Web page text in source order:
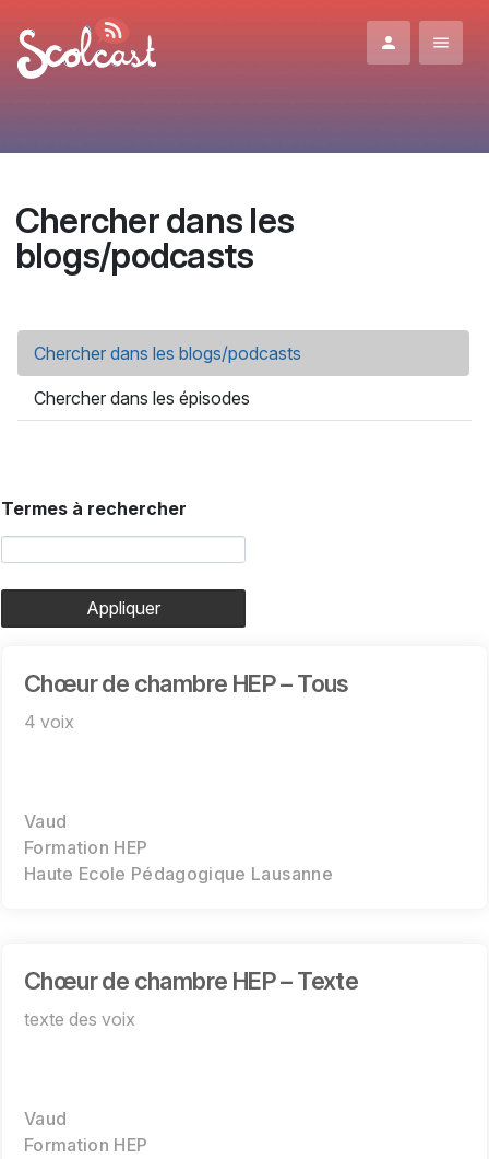
Chercher dans les
blogs/podcasts
Onglets principaux
Chercher dans les blogs/podcasts
Chercher dans les épisodes
Termes à rechercher
Appliquer
Chœur de chambre HEP – Tous
4 voix
Vaud
Formation HEP
Haute Ecole Pédagogique Lausanne
Chœur de chambre HEP – Texte
texte des voix
Vaud
Formation HEP